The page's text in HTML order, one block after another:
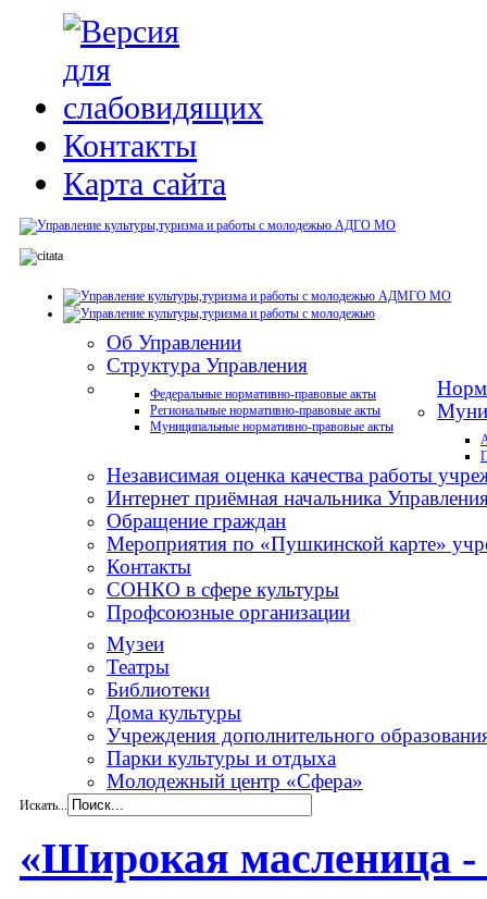
Контакты
Карта сайта
Об Управлении
Структура Управления
Федеральные нормативно-правовые акты
Региональные нормативно-правовые акты
Муниципальные нормативно-правовые акты
Независимая оценка качества работы
Интернет приёмная начальника
Обращение граждан
Мероприятия по «Пушкинской карте»
Контакты
СОНКО в сфере культуры
Профсоюзные организации
Музеи
Театры
Библиотеки
Дома культуры
Учреждения дополнительного
Парки культуры и отдыха
Молодежный центр «Сфера»
Искать...
«Широкая масленица -